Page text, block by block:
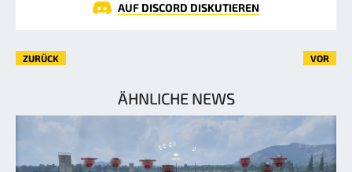
AUF DISCORD DISKUTIEREN
ZURÜCK VOR
ÄHNLICHE NEWS